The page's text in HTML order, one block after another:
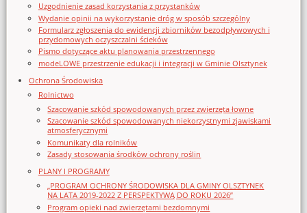
Uzgodnienie zasad korzystania z przystanków
Wydanie opinii na wykorzystanie dróg w sposób szczególny
Formularz zgłoszenia do ewidencji zbiorników bezodpływowych i
przydomowych oczyszczalni ścieków
Pismo dotyczące aktu planowania przestrzennego
modeLOWE przestrzenie edukacji i integracji w Gminie Olsztynek
Ochrona Środowiska
Rolnictwo
Szacowanie szkód spowodowanych przez zwierzęta łowne
Szacowanie szkód spowodowanych niekorzystnymi zjawiskami
atmosferycznymi
Komunikaty dla rolników
Zasady stosowania środków ochrony roślin
PLANY I PROGRAMY
„PROGRAM OCHRONY ŚRODOWISKA DLA GMINY OLSZTYNEK
NA LATA 2019-2022 Z PERSPEKTYWĄ DO ROKU 2026”
Program opieki nad zwierzętami bezdomnymi